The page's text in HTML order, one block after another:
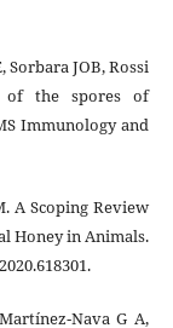
Sorbara JOB, Rossi
of the spores of
Immunology and
A Scoping Review
Honey in Animals.
G A,